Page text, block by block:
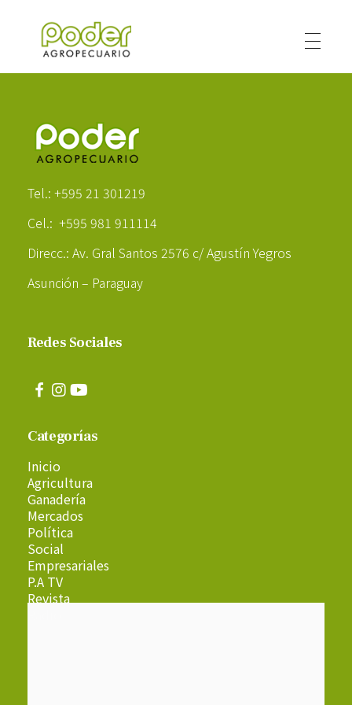
Tel.: +595 21 301219
Cel.: +595 981 911114
Direcc.: Av. Gral Santos 2576 c/ Agustín Yegros
Asunción – Paraguay
Redes Sociales
Categorías
Inicio
Agricultura
Ganadería
Mercados
Política
Social
Empresariales
P.A TV
Revista